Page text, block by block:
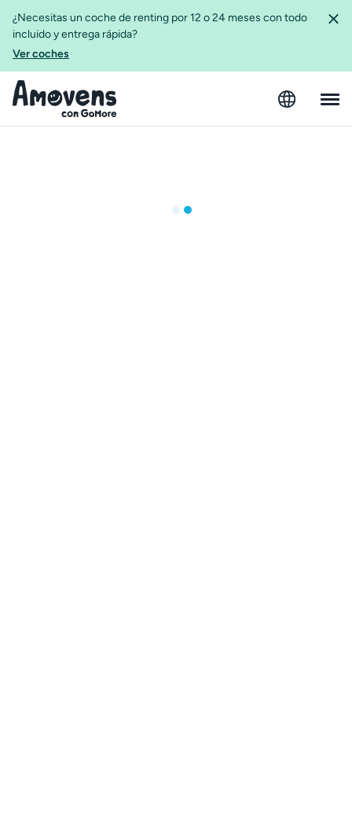
¿Necesitas un coche de renting por 12 o 24 meses con todo
incluido y entrega rápida?
Ver coches